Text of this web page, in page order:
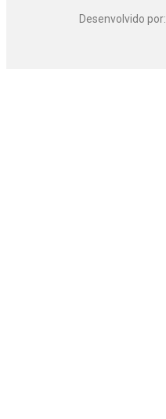
Desenvolvido por: